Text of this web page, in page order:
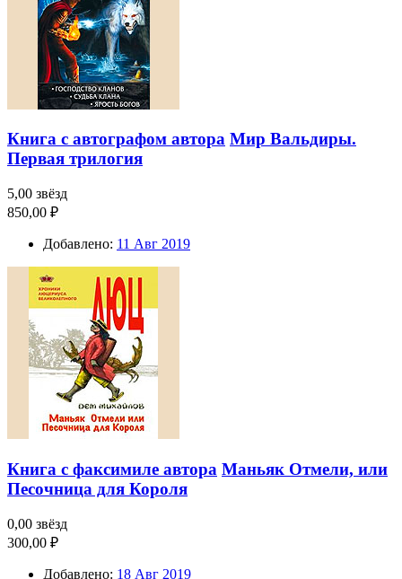
Книга с автографом автора Мир Вальдиры.
Первая трилогия
5,00 звёзд
850,00 ₽
Добавлено: 11 Авг 2019
Книга с факсимиле автора Маньяк Отмели, или
Песочница для Короля
0,00 звёзд
300,00 ₽
Добавлено: 18 Авг 2019